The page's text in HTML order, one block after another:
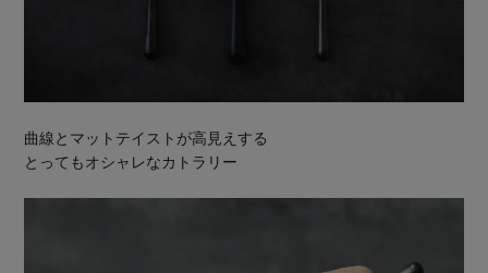
曲線とマットテイストが高見えする
とってもオシャレなカトラリー